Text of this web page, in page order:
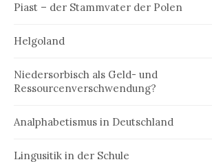
Piast – der Stammvater der Polen
Helgoland
Niedersorbisch als Geld- und
Ressourcenverschwendung?
Analphabetismus in Deutschland
Lingusitik in der Schule